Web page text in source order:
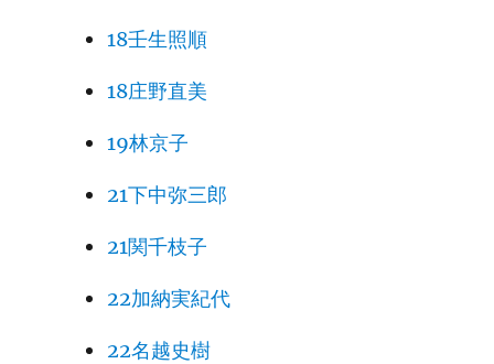
18壬生照順
18庄野直美
19林京子
21下中弥三郎
21関千枝子
22加納実紀代
22名越史樹